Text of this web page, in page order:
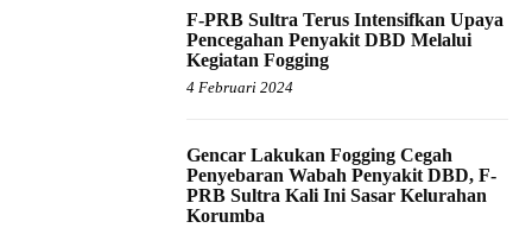
F-PRB Sultra Terus Intensifkan Upaya
Pencegahan Penyakit DBD Melalui
Kegiatan Fogging
4 Februari 2024
Gencar Lakukan Fogging Cegah
Penyebaran Wabah Penyakit DBD, F-
PRB Sultra Kali Ini Sasar Kelurahan
Korumba